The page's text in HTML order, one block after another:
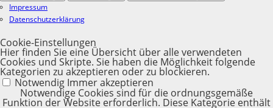
Impressum
Datenschutzerklärung
Cookie-Einstellungen
Hier finden Sie eine Übersicht über alle verwendeten
Cookies und Skripte. Sie haben die Möglichkeit folgende
Kategorien zu akzeptieren oder zu blockieren.
Notwendig Immer akzeptieren
Notwendige Cookies sind für die ordnungsgemäße
Funktion der Website erforderlich. Diese Kategorie enthält